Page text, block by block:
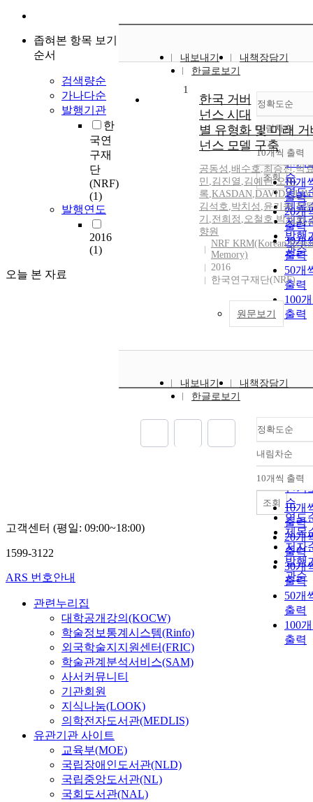
좁혀본 항목 보기
순서
검색량순
가나다순
발행기관
한
국연
구재
단
(NRF)
(1)
발행연도
2016
(1)
오늘 본 자료
내보내기
내책장담기
한글로보기
정확도순
정확
순
인기
순
연도
제목
저자
발행
관순
내림차순
내림
10개씩 출력
10개
출력
20개
출력
30개
출력
50개
출력
100
출력
조회
1
한국 거버
넌스 시대
별 유형화 및 미래 거
넌스 모델 구축
공동성 ,배수호,최승진,박
민 ,김진열 ,김예린,오재
록,KASDAN,DAVID,
김석호,박치성 ,윤기웅,정
기 ,전희정 ,오철호,박재희,
향원
NRF KRM(Korean
Memory)
2016
한국연구재단(NRF)
원문보기
내보내기
내책장담기
한글로보기
정확도순
정확
순
인기
순
연도
제목
저자
발행
관순
내림차순
내림
10개씩 출력
10개
출력
20개
출력
30개
출력
50개
출력
100
출력
조회
고객센터 (평일: 09:00~18:00)
1599-3122
ARS 번호안내
관련누리집
대학공개강의(KOCW)
학술정보통계시스템(Rinfo)
외국학술지지원센터(FRIC)
학술관계분석서비스(SAM)
사서커뮤니티
기관회원
지식나눔(LOOK)
의학전자도서관(MEDLIS)
유관기관 사이트
교육부(MOE)
국립장애인도서관(NLD)
국립중앙도서관(NL)
국회도서관(NAL)